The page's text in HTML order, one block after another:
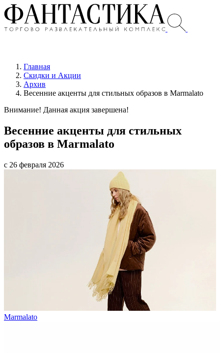
Главная
Скидки и Акции
Архив
Весенние акценты для стильных образов в Marmalato
Внимание! Данная акция завершена!
Весенние акценты для стильных
образов в Marmalato
с 26 февраля 2026
Marmalato